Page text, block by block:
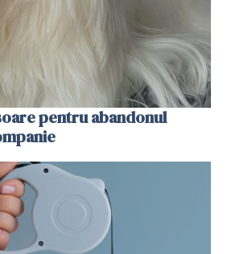
pentru abandonul